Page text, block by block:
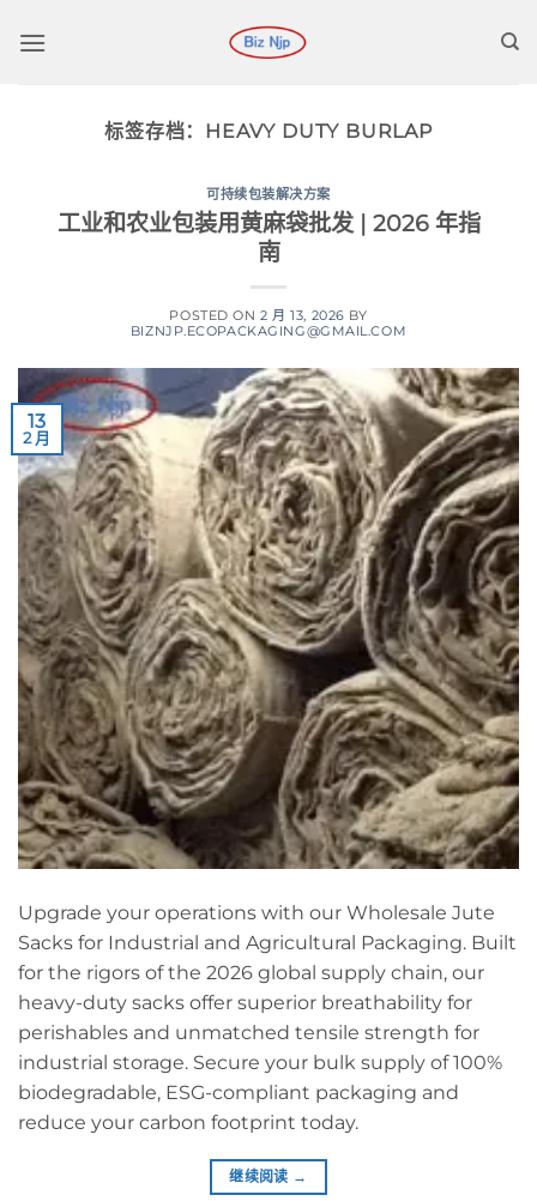
标签存档： HEAVY DUTY BURLAP
可持续包装解决方案
工业和农业包装用黄麻袋批发 | 2026 年指
南
POSTED ON2 月 13, 2026 BY
BIZNJP.ECOPACKAGING@GMAIL.COM
13
2 月
Upgrade your operations with our Wholesale Jute
Sacks for Industrial and Agricultural Packaging. Built
for the rigors of the 2026 global supply chain, our
heavy-duty sacks offer superior breathability for
perishables and unmatched tensile strength for
industrial storage. Secure your bulk supply of 100%
biodegradable, ESG-compliant packaging and
reduce your carbon footprint today.
继续阅读 →